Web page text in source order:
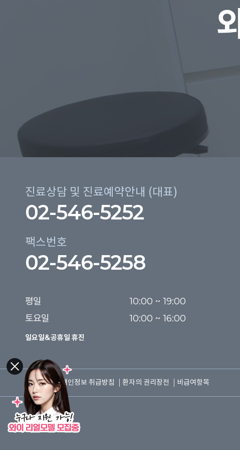
진료상담 및 진료예약안내 (대표)
02-546-5252
팩스번호
02-546-5258
평일
토요일
10:00 ~ 19:00
10:00 ~ 16:00
일요일&공휴일 휴진
이용약관 개인정보 취급방침 환자의 권리장전 비급여항목